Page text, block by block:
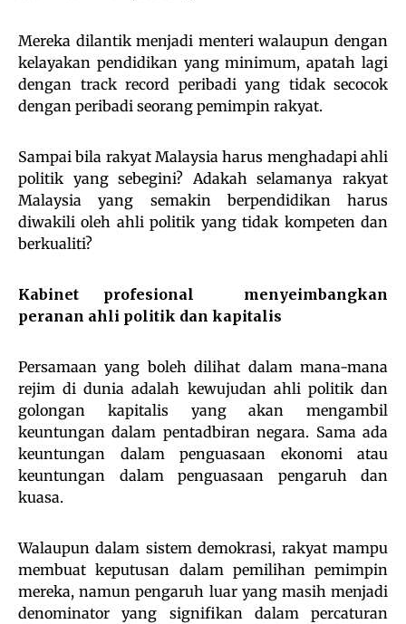
Mereka dilantik menjadi menteri walaupun dengan
kelayakan pendidikan yang minimum, apatah lagi
dengan track record peribadi yang tidak secocok
dengan peribadi seorang pemimpin rakyat.
Sampai bila rakyat Malaysia harus menghadapi ahli
politik yang sebegini? Adakah selamanya rakyat
Malaysia yang semakin berpendidikan harus
diwakili oleh ahli politik yang tidak kompeten dan
berkualiti?
Kabinet profesional menyeimbangkan
peranan ahli politik dan kapitalis
Persamaan yang boleh dilihat dalam mana-mana
rejim di dunia adalah kewujudan ahli politik dan
golongan kapitalis yang akan mengambil
keuntungan dalam pentadbiran negara. Sama ada
keuntungan dalam penguasaan ekonomi atau
keuntungan dalam penguasaan pengaruh dan
kuasa.
Walaupun dalam sistem demokrasi, rakyat mampu
membuat keputusan dalam pemilihan pemimpin
mereka, namun pengaruh luar yang masih menjadi
denominator yang signifikan dalam percaturan